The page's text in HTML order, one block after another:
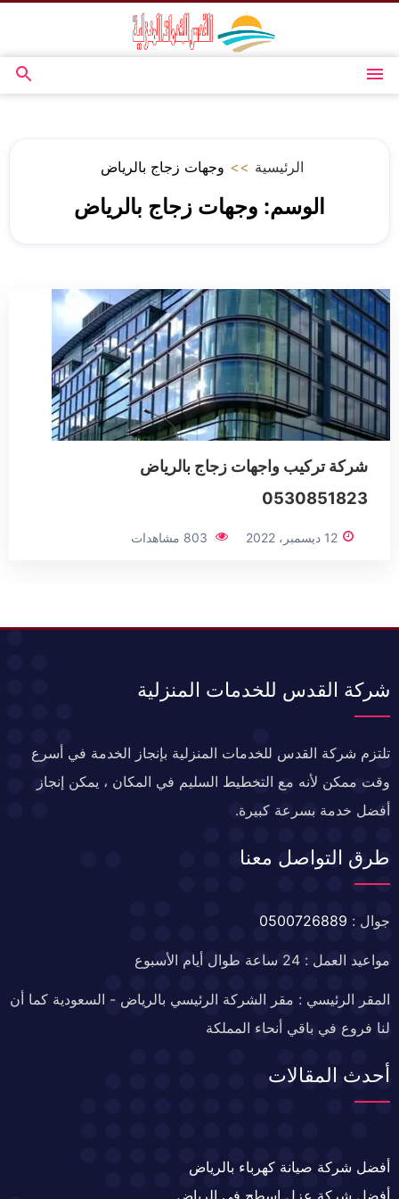
المحتوى
القائمة
بحث
الرئيسية >> وجهات زجاج بالرياض
الوسم: وجهات زجاج بالرياض
شركة تركيب واجهات زجاج بالرياض
0530851823
12 ديسمبر، 2022 803 مشاهدات
شركة القدس للخدمات المنزلية
تلتزم شركة القدس للخدمات المنزلية بإنجاز الخدمة في أسرع
وقت ممكن لأنه مع التخطيط السليم في المكان ، يمكن إنجاز
أفضل خدمة بسرعة كبيرة.
طرق التواصل معنا
جوال : 0500726889
مواعيد العمل : 24 ساعة طوال أيام الأسبوع
المقر الرئيسي : مقر الشركة الرئيسي بالرياض - السعودية كما أن
لنا فروع في باقي أنحاء المملكة
أحدث المقالات
أفضل شركة صيانة كهرباء بالرياض
أفضل شركة عزل اسطح في الرياض